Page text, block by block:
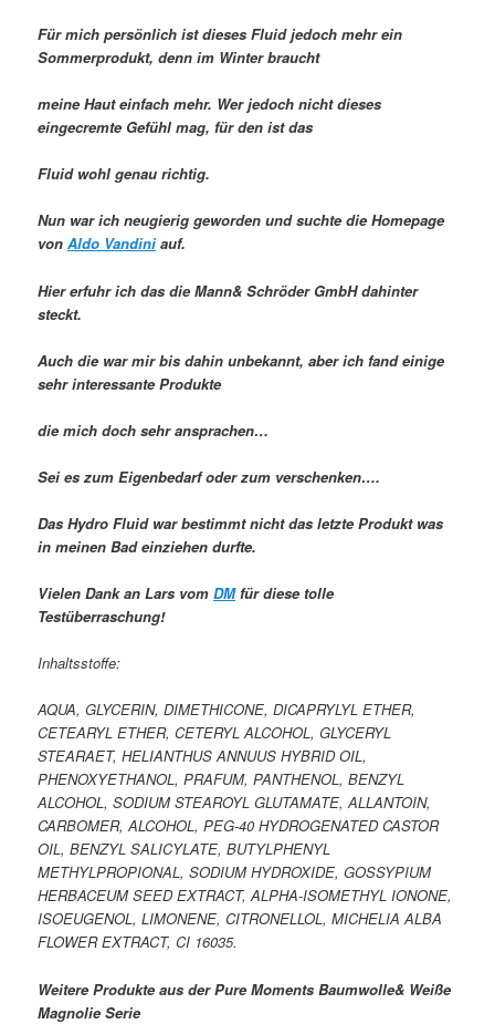
Für mich persönlich ist dieses Fluid jedoch mehr ein
Sommerprodukt, denn im Winter braucht
meine Haut einfach mehr. Wer jedoch nicht dieses
eingecremte Gefühl mag, für den ist das
Fluid wohl genau richtig.
Nun war ich neugierig geworden und suchte die Homepage
vonAldo Vandini auf.
Hier erfuhr ich das die Mann& Schröder GmbH dahinter
steckt.
Auch die war mir bis dahin unbekannt, aber ich fand einige
sehr interessante Produkte
die mich doch sehr ansprachen…
Sei es zum Eigenbedarf oder zum verschenken….
Das Hydro Fluid war bestimmt nicht das letzte Produkt was
in meinen Bad einziehen durfte.
Vielen Dank an Lars vomDMfür diese tolle
Testüberraschung!
Inhaltsstoffe:
AQUA, GLYCERIN, DIMETHICONE, DICAPRYLYL ETHER,
CETEARYL ETHER, CETERYL ALCOHOL, GLYCERYL
STEARAET, HELIANTHUS ANNUUS HYBRID OIL,
PHENOXYETHANOL, PRAFUM, PANTHENOL, BENZYL
ALCOHOL, SODIUM STEAROYL GLUTAMATE, ALLANTOIN,
CARBOMER, ALCOHOL, PEG-40 HYDROGENATED CASTOR
OIL, BENZYL SALICYLATE, BUTYLPHENYL
METHYLPROPIONAL, SODIUM HYDROXIDE, GOSSYPIUM
HERBACEUM SEED EXTRACT, ALPHA-ISOMETHYL IONONE,
ISOEUGENOL, LIMONENE, CITRONELLOL, MICHELIA ALBA
FLOWER EXTRACT, CI 16035.
Weitere Produkte aus der Pure Moments Baumwolle& Weiße
Magnolie Serie